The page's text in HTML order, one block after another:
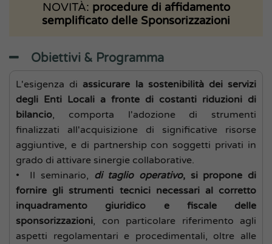
NOVITÀ: procedure di affidamento
semplificato delle Sponsorizzazioni
Obiettivi & Programma
L'esigenza di assicurare la sostenibilità dei servizi
degli Enti Locali a fronte di costanti riduzioni di
bilancio, comporta l'adozione di strumenti
finalizzati all'acquisizione di significative risorse
aggiuntive, e di partnership con soggetti privati in
grado di attivare sinergie collaborative.
• Il seminario, di taglio operativo, si propone di
fornire gli strumenti tecnici necessari al corretto
inquadramento giuridico e fiscale delle
sponsorizzazioni, con particolare riferimento agli
aspetti regolamentari e procedimentali, oltre alle